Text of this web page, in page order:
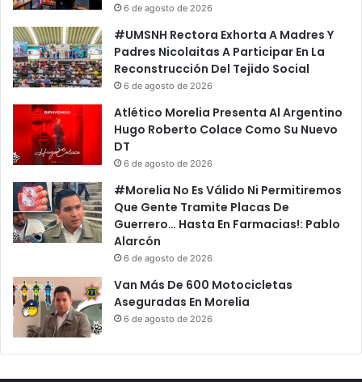
6 de agosto de 2026
#UMSNH Rectora Exhorta A Madres Y
Padres Nicolaitas A Participar En La
Reconstrucción Del Tejido Social
6 de agosto de 2026
Atlético Morelia Presenta Al Argentino
Hugo Roberto Colace Como Su Nuevo
DT
6 de agosto de 2026
#Morelia No Es Válido Ni Permitiremos
Que Gente Tramite Placas De
Guerrero… Hasta En Farmacias!: Pablo
Alarcón
6 de agosto de 2026
Van Más De 600 Motocicletas
Aseguradas En Morelia
6 de agosto de 2026